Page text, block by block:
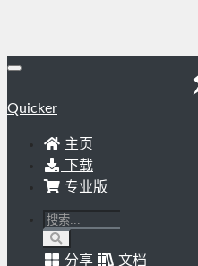
Quicker
主页
下载
专业版
分享
文档